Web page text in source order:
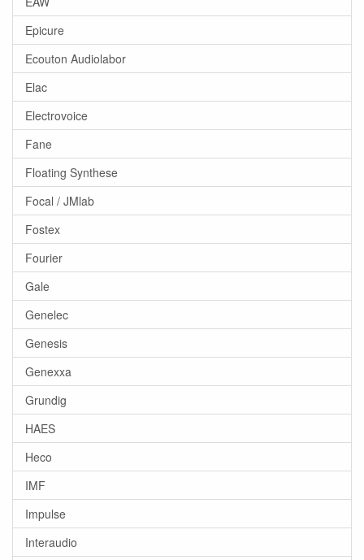
Epicure
Ecouton Audiolabor
Elac
Electrovoice
Fane
Floating Synthese
Focal / JMlab
Fostex
Fourier
Gale
Genelec
Genesis
Genexxa
Grundig
HAES
Heco
IMF
Impulse
Interaudio